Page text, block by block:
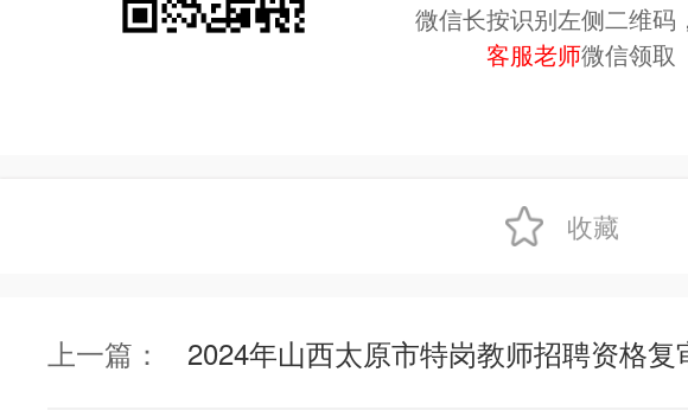
微信长按识别左侧二维码
客服老师微信领取
收藏
上一篇： 2024年山西太原市特岗教师招聘资格复